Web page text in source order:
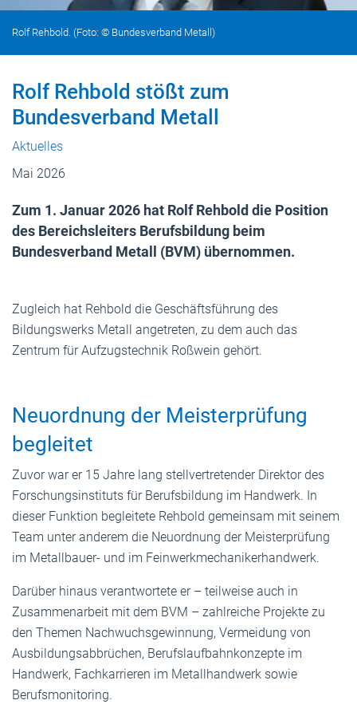
Rolf Rehbold. (Foto: © Bundesverband Metall)
Rolf Rehbold stößt zum
Bundesverband Metall
Aktuelles
Mai 2026
Zum 1. Januar 2026 hat Rolf Rehbold die Position
des Bereichsleiters Berufsbildung beim
Bundesverband Metall (BVM) übernommen.
Zugleich hat Rehbold die Geschäftsführung des
Bildungswerks Metall angetreten, zu dem auch das
Zentrum für Aufzugstechnik Roßwein gehört.
Neuordnung der Meisterprüfung
begleitet
Zuvor war er 15 Jahre lang stellvertretender Direktor des
Forschungsinstituts für Berufsbildung im Handwerk. In
dieser Funktion begleitete Rehbold gemeinsam mit seinem
Team unter anderem die Neuordnung der Meisterprüfung
im Metallbauer- und im Feinwerkmechanikerhandwerk.
Darüber hinaus verantwortete er – teilweise auch in
Zusammenarbeit mit dem BVM – zahlreiche Projekte zu
den Themen Nachwuchsgewinnung, Vermeidung von
Ausbildungsabbrüchen, Berufslaufbahnkonzepte im
Handwerk, Fachkarrieren im Metallhandwerk sowie
Berufsmonitoring.